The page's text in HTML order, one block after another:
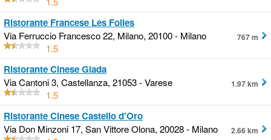
Ristorante Francese Les Folies
Via Ferruccio Francesco 22, Milano, 20100 - Milano
1.5
767 m
Ristorante Cinese Giada
Via Cantoni 3, Castellanza, 21053 - Varese
1.5
1.97 km
Ristorante Cinese Castello d'Oro
Via Don Minzoni 17, San Vittore Olona, 20028 - Milano
2.66 km